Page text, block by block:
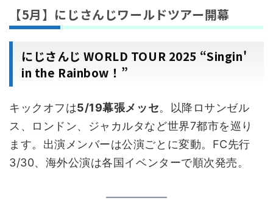
【5月】にじさんじワールドツアー開幕
にじさんじ WORLD TOUR 2025 “Singin'
in the Rainbow！”
キックオフは5/19幕張メッセ。以降ロサンゼル
ス、ロンドン、ジャカルタなど世界7都市を巡り
ます。出演メンバーは公演ごとに変動。FC先行
3/30、海外公演は各国イベンターで順次発売。